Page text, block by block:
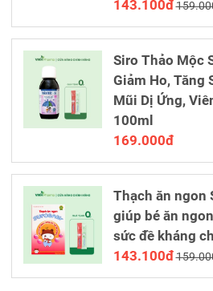
143.100đ
Siro Thảo Mộc
Giảm Ho, Tăng
Mũi Dị Ứng,
100ml
169.000đ
Thạch ăn ngon
giúp bé ăn
sức đề kháng
143.100đ